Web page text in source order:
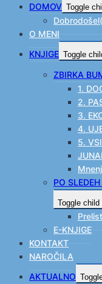
DOMOV Toggle
O MENI
KNJIGE Toggle
ZBIRKA
1.
2.
3.
4.
5.
PO
Toggle child
E-KNJIGE
KONTAKT
NAROČILA
AKTUALNO